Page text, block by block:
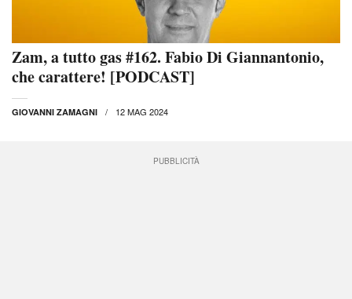
Zam, a tutto gas #162. Fabio Di Giannantonio,
che carattere! [PODCAST]
GIOVANNI ZAMAGNI 12 MAG 2024
PUBBLICITÀ